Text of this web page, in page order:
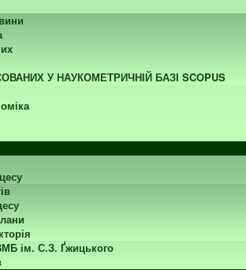
У НАУКОМЕТРИЧНІЙ БАЗІ SCOPUS
ім. С.З. Ґжицького